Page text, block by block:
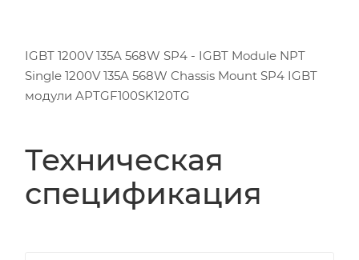
IGBT 1200V 135A 568W SP4 - IGBT Module NPT
Single 1200V 135A 568W Chassis Mount SP4 IGBT
модули APTGF100SK120TG
Техническая
спецификация